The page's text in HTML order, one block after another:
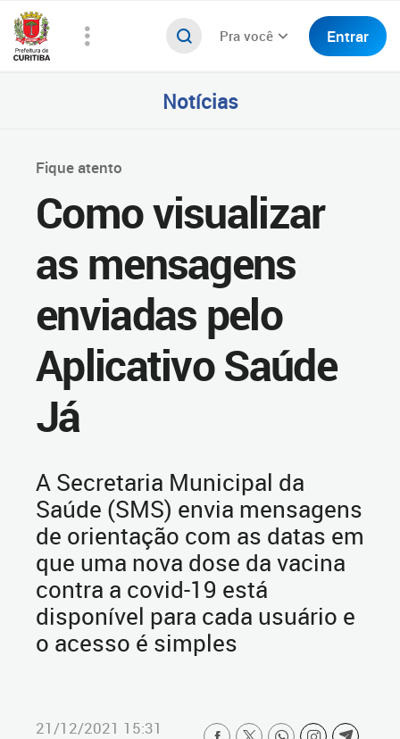
Pra você Entrar
Notícias
Fique atento
Como visualizar
as mensagens
enviadas pelo
Aplicativo Saúde
Já
A Secretaria Municipal da
Saúde (SMS) envia mensagens
de orientação com as datas em
que uma nova dose da vacina
contra a covid-19 está
disponível para cada usuário e
o acesso é simples
21/12/2021 15:31